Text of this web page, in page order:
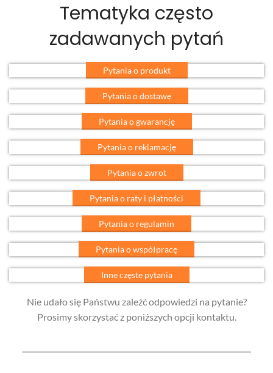
Tematyka często
zadawanych pytań
Pytania o produkt
Pytania o dostawę
Pytania o gwarancję
Pytania o reklamację
Pytania o zwrot
Pytania o raty i płatności
Pytania o regulamin
Pytania o współpracę
Inne częste pytania
Nie udało się Państwu zaleźć odpowiedzi na pytanie?
Prosimy skorzystać z poniższych opcji kontaktu.